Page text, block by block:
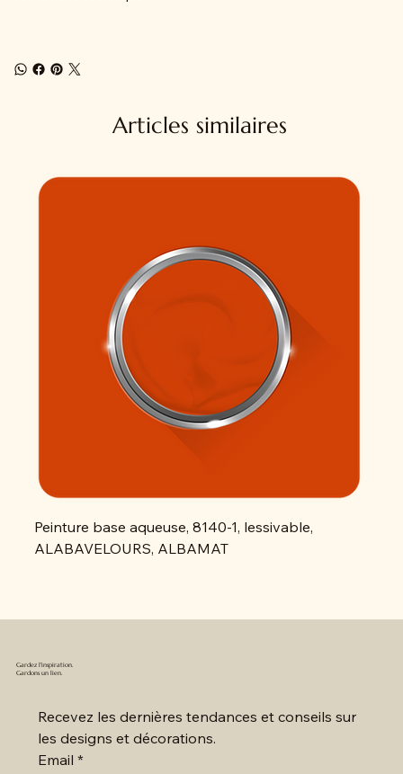
Articles similaires
Peinture base aqueuse, 8140-1, lessivable,
ALABAVELOURS, ALBAMAT
Gardez l'inspiration.
Gardons un lien.
Recevez les dernières tendances et conseils sur
les designs et décorations.
Email *